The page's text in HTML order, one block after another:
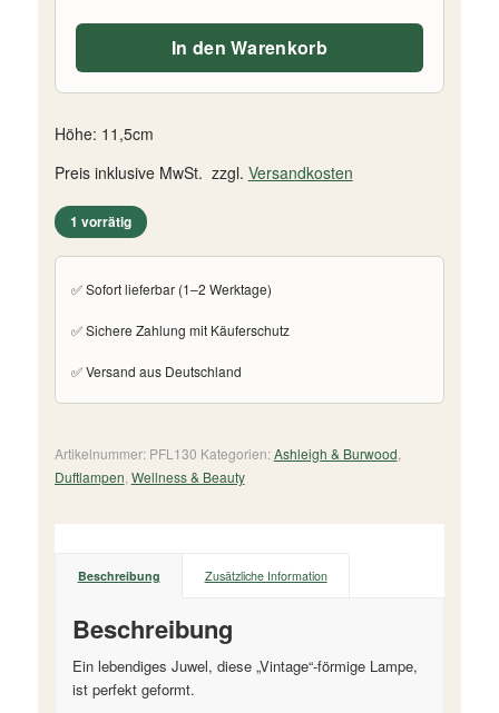
Höhe: 11,5cm
Preis inklusive MwSt. zzgl. Versandkosten
1 vorrätig
✅ Sofort lieferbar (1–2 Werktage)
✅ Sichere Zahlung mit Käuferschutz
✅ Versand aus Deutschland
In den Warenkorb
Artikelnummer: PFL130 Kategorien:Ashleigh & Burwood
Duftlampen Wellness & Beauty
Beschreibung Zusätzliche Information
Beschreibung
Ein lebendiges Juwel, diese „Vintage“-förmige Lampe,
ist perfekt geformt.